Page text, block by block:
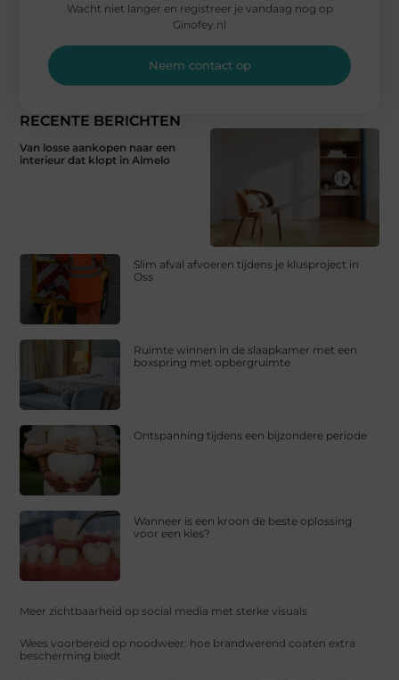
RECENTE BERICHTEN
Van losse aankopen naar een
interieur dat klopt in Almelo
Slim afval afvoeren tijdens je klusproject in
Oss
Ruimte winnen in de slaapkamer met een
boxspring met opbergruimte
Ontspanning tijdens een bijzondere periode
Wanneer is een kroon de beste oplossing
voor een kies?
Meer zichtbaarheid op social media met sterke visuals
Wees voorbereid op noodweer: hoe brandwerend coaten extra
bescherming biedt
Wacht niet langer en registreer je vandaag nog op
Ginofey.nl
Neem contact op